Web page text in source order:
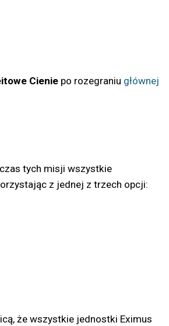
Cienie po rozegraniu głównej
tych misji wszystkie
z jednej z trzech opcji:
że wszystkie jednostki Eximus